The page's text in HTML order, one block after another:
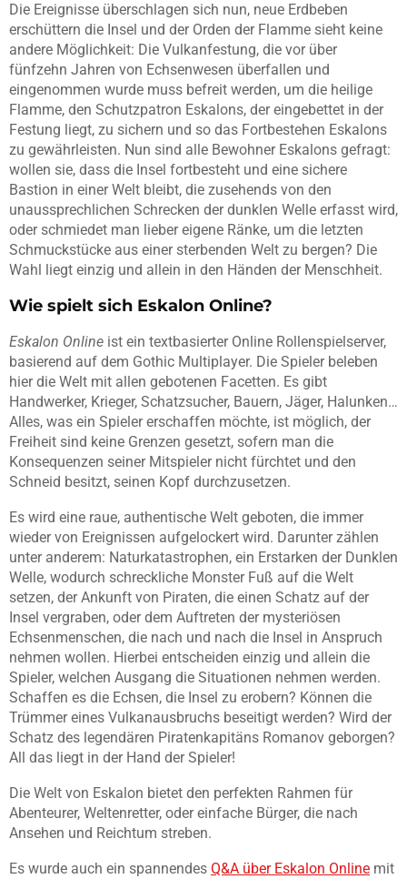
Die Ereignisse überschlagen sich nun, neue Erdbeben
erschüttern die Insel und der Orden der Flamme sieht keine
andere Möglichkeit: Die Vulkanfestung, die vor über
fünfzehn Jahren von Echsenwesen überfallen und
eingenommen wurde muss befreit werden, um die heilige
Flamme, den Schutzpatron Eskalons, der eingebettet in der
Festung liegt, zu sichern und so das Fortbestehen Eskalons
zu gewährleisten. Nun sind alle Bewohner Eskalons gefragt:
wollen sie, dass die Insel fortbesteht und eine sichere
Bastion in einer Welt bleibt, die zusehends von den
unaussprechlichen Schrecken der dunklen Welle erfasst wird,
oder schmiedet man lieber eigene Ränke, um die letzten
Schmuckstücke aus einer sterbenden Welt zu bergen? Die
Wahl liegt einzig und allein in den Händen der Menschheit.
Wie spielt sich Eskalon Online?
Eskalon Online ist ein textbasierter Online Rollenspielserver,
basierend auf dem Gothic Multiplayer. Die Spieler beleben
hier die Welt mit allen gebotenen Facetten. Es gibt
Handwerker, Krieger, Schatzsucher, Bauern, Jäger, Halunken…
Alles, was ein Spieler erschaffen möchte, ist möglich, der
Freiheit sind keine Grenzen gesetzt, sofern man die
Konsequenzen seiner Mitspieler nicht fürchtet und den
Schneid besitzt, seinen Kopf durchzusetzen.
Es wird eine raue, authentische Welt geboten, die immer
wieder von Ereignissen aufgelockert wird. Darunter zählen
unter anderem: Naturkatastrophen, ein Erstarken der Dunklen
Welle, wodurch schreckliche Monster Fuß auf die Welt
setzen, der Ankunft von Piraten, die einen Schatz auf der
Insel vergraben, oder dem Auftreten der mysteriösen
Echsenmenschen, die nach und nach die Insel in Anspruch
nehmen wollen. Hierbei entscheiden einzig und allein die
Spieler, welchen Ausgang die Situationen nehmen werden.
Schaffen es die Echsen, die Insel zu erobern? Können die
Trümmer eines Vulkanausbruchs beseitigt werden? Wird der
Schatz des legendären Piratenkapitäns Romanov geborgen?
All das liegt in der Hand der Spieler!
Die Welt von Eskalon bietet den perfekten Rahmen für
Abenteurer, Weltenretter, oder einfache Bürger, die nach
Ansehen und Reichtum streben.
Es wurde auch ein spannendes Q&A über Eskalon Online mit